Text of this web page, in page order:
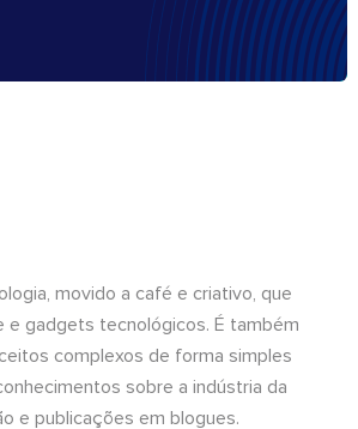
movido a café e criativo, que
e gadgets tecnológicos. É também
complexos de forma simples
sobre a indústria da
e publicações em blogues.